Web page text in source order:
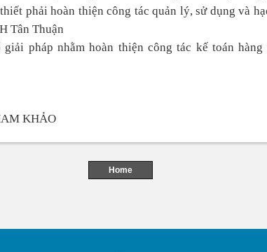
phải hoàn thiện công tác quản lý, sử dụng và
Tân Thuận
giải pháp nhằm hoàn thiện công tác kế toán
KHẢO
Home